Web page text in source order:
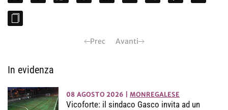
Prec Avanti
In evidenza
08 AGOSTO 2026 MONREGALESE
Vicoforte: il sindaco Gasco invita ad un